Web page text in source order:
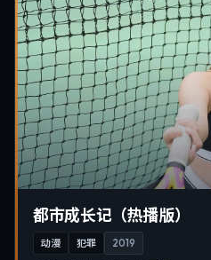
都市成长记（热播版）
动漫 犯罪 2019